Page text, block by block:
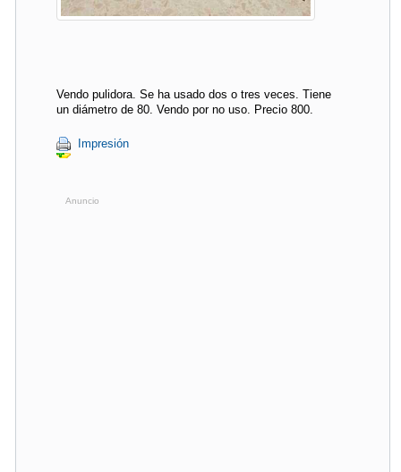
Vendo pulidora. Se ha usado dos o tres veces. Tiene
un diámetro de 80. Vendo por no uso. Precio 800.
Impresión
Anuncio